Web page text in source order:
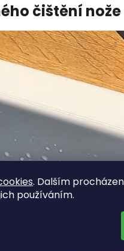
. Dalším
používáním.
čištění nože